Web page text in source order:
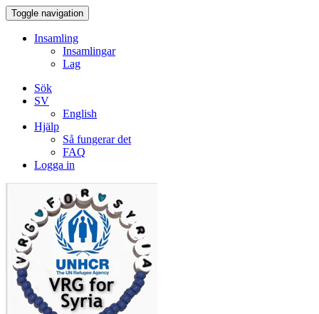
Toggle navigation
Insamling
Insamlingar
Lag
Sök
SV
English
Hjälp
Så fungerar det
FAQ
Logga in